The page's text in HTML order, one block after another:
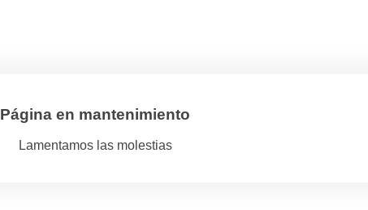
Página en mantenimiento
Lamentamos las molestias